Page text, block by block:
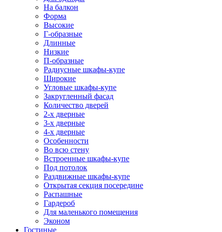
На балкон
Форма
Высокие
Г-образные
Длинные
Низкие
П-образные
Радиусные шкафы-купе
Широкие
Угловые шкафы-купе
Закругленный фасад
Количество дверей
2-х дверные
3-х дверные
4-х дверные
Особенности
Во всю стену
Встроенные шкафы-купе
Под потолок
Раздвижные шкафы-купе
Открытая секция посередине
Распашные
Гардероб
Для маленького помещения
Эконом
Гостиные